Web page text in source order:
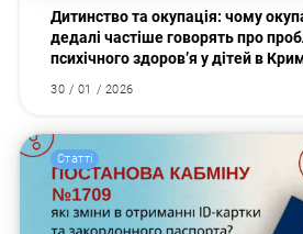
Дитинство та окупація: чому
дедалі частіше говорять про
психічного здоров’я у дітей в
30 / 01 / 2026
Статті